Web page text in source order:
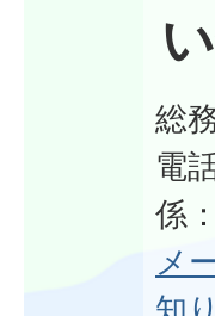
総
電
係
メ